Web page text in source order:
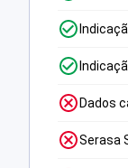
Dados
Serasa